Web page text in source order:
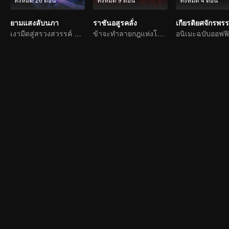
ยามแสงลับนภา
เงามืดสู่สรวงสวรรค์ แผดเผาวิญญาณพิทักษ์ความดี
ราชันอสูรคลั่ง
ข้าจะทำลายกฎแห่งโชคชะตาเอง!